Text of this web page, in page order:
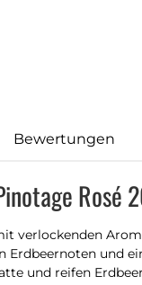
Bewertungen
Rosé
verlockenden
und
und reifen